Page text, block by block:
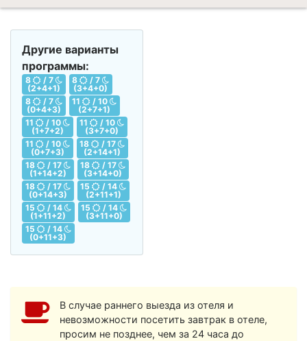
Другие варианты
программы:
8
/ 7
(2+4+1)
8
/ 7
(3+4+0)
8
/ 7
(0+4+3)
11
/ 10
(2+7+1)
11
/ 10
(1+7+2)
11
/ 10
(3+7+0)
11
/ 10
(0+7+3)
18
/ 17
(2+14+1)
18
/ 17
(1+14+2)
18
/ 17
(3+14+0)
18
/ 17
(0+14+3)
15
/ 14
(2+11+1)
15
/ 14
(1+11+2)
15
/ 14
(3+11+0)
15
/ 14
(0+11+3)
В случае раннего выезда из отеля и
невозможности посетить завтрак в отеле,
просим не позднее, чем за 24 часа до